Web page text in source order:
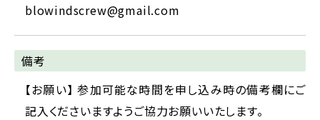
blowindscrew@gmail.com
備考
【お願い】 参加可能な時間を申し込み時の備考欄にご
記入くださいますようご協力お願いいたします。